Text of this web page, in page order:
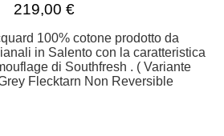
219,00 €
100% cotone prodotto da
in Salento con la caratteristica
di Southfresh . ( Variante
Flecktarn Non Reversible